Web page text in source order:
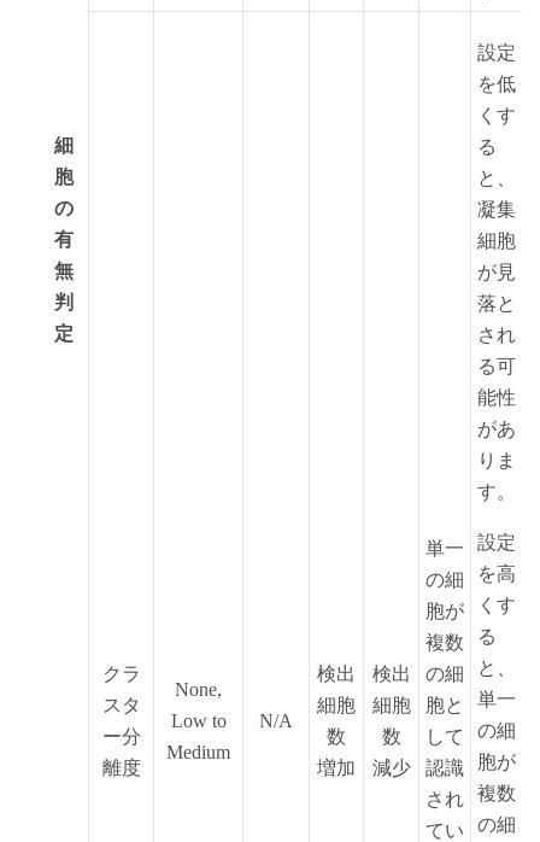
細
胞
の
有
無
判
定
クラ
スタ
ー分
離度
None,
Low to
Medium
N/A
検出
細胞
数
増加
検出
細胞
数
減少
単一
の細
胞が
複数
の細
胞と
して
認識
され
てい
設定
を低
くす
る
と、
凝集
細胞
が見
落と
され
る可
能性
があ
りま
す。
設定
を高
くす
る
と、
単一
の細
胞が
複数
の細